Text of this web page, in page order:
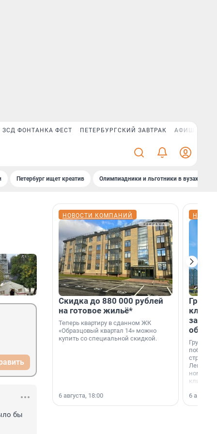
ЗСД ФОНТАНКА ФЕСТ ПЕТЕРБУРГСКИЙ ЗАВТРАК АФИША PLUS
Петербург ищет креатив Олимпиадники и льготники в вузах СПб
бы
НОВОСТИ КОМПАНИЙ
Скидка до 880 000 рублей
на готовое жильё*
Теперь квартиру в сданном ЖК
«Образцовый квартал 14» можно
купить со специальной скидкой.
6 августа, 18:00
Группа
области».
6